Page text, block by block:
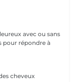
avec ou sans
pour répondre à
cheveux